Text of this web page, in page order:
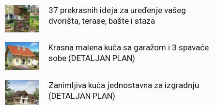
37 prekrasnih ideja za uređenje vašeg
dvorišta, terase, bašte i staza
Krasna malena kuća sa garažom i 3 spavaće
sobe (DETALJAN PLAN)
Zanimljiva kuća jednostavna za izgradnju
(DETALJAN PLAN)